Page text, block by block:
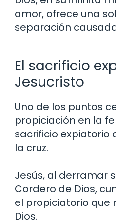
amor, ofrece una
separación
El sacrificio
Jesucristo
Uno de los puntos
propiciación en la
sacrificio expiatorio
la cruz.
Jesús, al derramar
Cordero de Dios,
el propiciatorio que
Dios.